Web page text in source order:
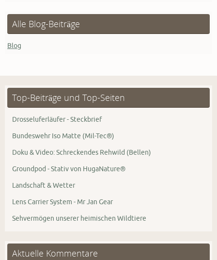
Alle Blog-Beiträge
Blog
Top-Beiträge und Top-Seiten
Drosseluferläufer - Steckbrief
Bundeswehr Iso Matte (Mil-Tec®)
Doku & Video: Schreckendes Rehwild (Bellen)
Groundpod - Stativ von HugaNature®
Landschaft & Wetter
Lens Carrier System - Mr Jan Gear
Sehvermögen unserer heimischen Wildtiere
Aktuelle Kommentare